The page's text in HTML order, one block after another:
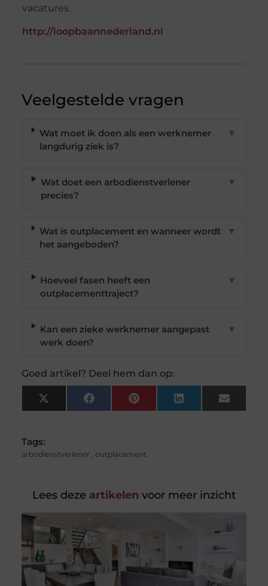
vacatures.
http://loopbaannederland.nl
Veelgestelde vragen
Wat moet ik doen als een werknemer
langdurig ziek is?
▼
Wat doet een arbodienstverlener
precies?
▼
Wat is outplacement en wanneer wordt
het aangeboden?
▼
Hoeveel fasen heeft een
outplacementtraject?
▼
Kan een zieke werknemer aangepast
werk doen?
▼
Goed artikel? Deel hem dan op:
X
(Twitter)
FacebookPinterest LinkedIn Email
Tags:
arbodienstverlener , outplacement
Lees deze artikelen voor meer inzicht